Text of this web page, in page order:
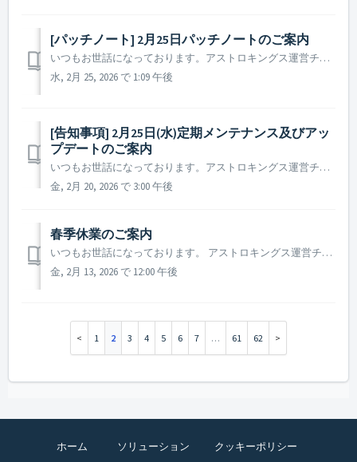
[パッチノート] 2月25日パッチノートのご案内
いつもお世話になっております。アストロキングス運営チームです。 本日実施されたパッチノートについてご案内いたします。 ▶ 2026年2月25日パッチノート - 一部の言語において、パック名が正しく表示されない不具合を修正しました。 ※ 参考事項 - 該当の現象が生じる司令官様におか...
水, 2月 25, 2026 で 1:09 午後
[告知事項] 2月25日(水)定期メンテナンス及びアッ
プデートのご案内
いつもお世話になっております。アストロキングス運営チームです。 2026年2月25日(水)に実施予定の定期メンテナンス及びアップデート内容についてご案内いたします。 ※ 本告知は事前告知であり、諸事情により一部内容が変更となる場合がございます。その際は改めてご案内いたします。 ▶ 定期メンテナン...
金, 2月 20, 2026 で 3:00 午後
春季休業のご案内
いつもお世話になっております。 アストロキングス運営チームです。 ANGAMESは、下記日程を春季休業とさせていただくことをお知らせいたします。 ▶️ ANGAMES 春季休業期間のご案内 - 休業期間 : 2026年2月16日から2026年2月18日まで - 休業によりご対応を承...
金, 2月 13, 2026 で 12:00 午後
1 2 3 4 5 6 7 … 61 62
ホーム ソリューション クッキーポリシー